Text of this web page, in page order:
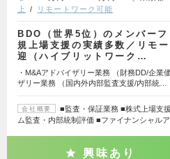
上
リモートワーク可能
BDO（世界5位）のメンバーフ
規上場支援の実績多数／リモ
迎（ハイブリットワーク…
・M&Aアドバイザリー業務 （財務DD/企業
ザリー業務 （国内外内部監査支援/内部統…
会社概要
■監査・保証業務 ■株式上場支
ム監査・内部統制評価 ■ファイナンシャル
興味あり